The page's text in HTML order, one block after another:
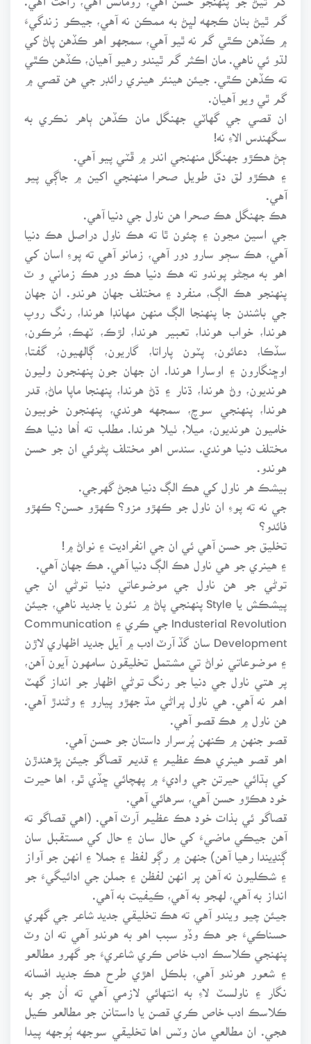
گم ٿيڻ بنان ڪجهه لڀڻ به ممڪن نه آهي، جيڪو زندگيءَ
۾ ڪڏهن ڪٿي گم نه ٿيو آهي، سمجهو اهو ڪڏهن پاڻ کي
لڌو ئي ناهي. مان اڪثر گم ٿيندو رهيو آهيان، ڪڏهن ڪٿي
ته ڪڏهن ڪٿي. جيئن هينئر هينري رائڊر جي هن قصي ۾
گم ٿي ويو آهيان.
ان قصي جي گهاٽي جهنگل مان ڪڏهن ٻاهر نڪري به
سگهندس الاءِ نه!
ڄڻ هڪڙو جهنگل منهنجي اندر ۾ ڦٽي پيو آهي.
۽ هڪڙو لق دق طويل صحرا منهنجي اکين ۾ جاڳي پيو
آهي.
هڪ جهنگل هڪ صحرا هن ناول جي دنيا آهي.
جي اسين مڃون ۽ چئون ٿا ته هڪ ناول دراصل هڪ دنيا
آهي، هڪ سڄو سارو دور آهي، زمانو آهي ته پوءِ اسان کي
اهو به مڃڻو پوندو ته هڪ دنيا هڪ دور هڪ زماني و ٽ
پنهنجو هڪ الڳ، منفرد ۽ مختلف جهان هوندو. ان جهان
جي باشندن جا پنهنجا الڳ منهن مهانڊا هوندا، رنگ روپ
هوندا، خواب هوندا، تعبير هوندا، لڙڪ، ٽهڪ، مُرڪون،
سڏڪا، دعائون، پٽون پاراتا، گاريون، ڳالهيون، گفتا،
اوڇنگارون ۽ اوسارا هوندا. ان جهان جون پنهنجون وليون
هونديون، وڻ هوندا، ڌنار ۽ ڌڻ هوندا، پنهنجا ماپا ماڻ، قدر
هوندا، پنهنجي سوچ، سمجهه هوندي، پنهنجون خوبيون
خاميون هونديون، ميلا، ٺيلا هوندا. مطلب ته اُها دنيا هڪ
مختلف دنيا هوندي. سندس اهو مختلف پڻوئي ان جو حسن
بيشڪ هر ناول کي هڪ الڳ دنيا هجڻ گهرجي.
جي نه ته پوءِ ان ناول جو ڪهڙو مزو؟ ڪهڙو حسن؟ ڪهڙو
فائدو؟
تخليق جو حسن آهي ئي ان جي انفراديت ۽ نواڻ ۾!
۽ هينري جو هي ناول هڪ الڳ دنيا آهي. هڪ جهان آهي.
توڻي جو هن ناول جي موضوعاتي دنيا توڻي ان جي
پيشڪش يا Style پنهنجي پاڻ ۾ نئون يا جديد ناهي، جيئن
Development سان گڏ آرٽ ادب ۾ آيل جديد اظهاري لاڙن
۽ موضوعاتي نواڻ تي مشتمل تخليقون سامهون آيون آهن،
پر هتي ناول جي دنيا جو رنگ توڻي اظهار جو انداز گهٽ
اهم نه آهي. هي ناول پراڻي مڌ جهڙو پيارو ۽ وڻندڙ آهي.
هن ناول ۾ هڪ قصو آهي.
قصو جنهن ۾ ڪنهن پُرسرار داستان جو حسن آهي.
اهو قصو هينري هڪ عظيم ۽ قديم قصاگو جيئن پڙهندڙن
کي ٻڌائي حيرتن جي واديءَ ۾ پهچائي ڇڏي ٿو، اها حيرت
خود هڪڙو حسن آهي، سرهائي آهي.
قصاگو ئي بذات خود هڪ عظيم آرٽ آهي. (اهي قصاگو ته
آهن جيڪي ماضيءَ کي حال سان ۽ حال کي مستقبل سان
ڳنڍيندا رهيا آهن) جنهن ۾ رڳو لفظ ۽ جملا ۽ انهن جو آواز
۽ شڪليون نه آهن پر انهن لفظن ۽ جملن جي ادائيگيءَ جو
انداز به آهي، لهجو به آهي، ڪيفيت به آهي.
جيئن چيو ويندو آهي ته هڪ تخليقي جديد شاعر جي گهري
حسناڪيءَ جو هڪ وڏو سبب اهو به هوندو آهي ته ان وٽ
پنهنجي ڪلاسڪ ادب خاص ڪري شاعريءَ جو گهرو مطالعو
۽ شعور هوندو آهي، بلڪل اهڙي طرح هڪ جديد افسانه
نگار ۽ ناولسٽ لاءِ به انتهائي لازمي آهي ته اُن جو به
ڪلاسڪ ادب خاص ڪري قصن يا داستانن جو مطالعو ڪيل
هجي. ان مطالعي مان وٽس اها تخليقي سوجهه ٻُوجهه پيدا